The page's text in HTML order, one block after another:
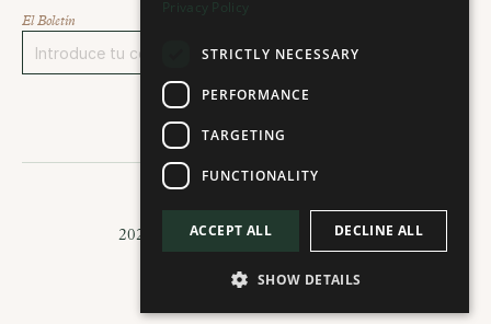
El Boletín
2026 © Todos los derechos reservados
Privacy Policy
STRICTLY NECESSARY
PERFORMANCE
TARGETING
FUNCTIONALITY
ACCEPT ALL DECLINE ALL
SHOW DETAILS